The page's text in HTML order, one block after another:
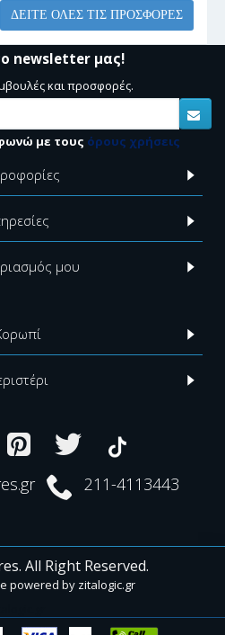
ΔΕΊΤΕ ΌΛΕΣ ΤΙΣ ΠΡΟΣΦΟΡΈΣ
newsletter μας!
και προσφορές.
με τους όρους χρήσεις
μου
211-4113443
All Right Reserved.
powered by zitalogic.gr